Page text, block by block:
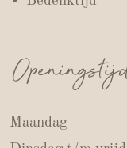
Maandag